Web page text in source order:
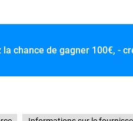
la chance de gagner 100€, -